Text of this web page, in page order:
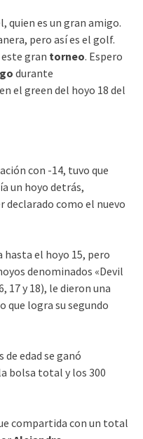
quien es un gran amigo.
pero así es el golf.
gran torneo. Espero
durante
el green del hoyo 18 del
con -14, tuvo que
un hoyo detrás,
declarado como el nuevo
el hoyo 15, pero
denominados «Devil
17 y 18), le dieron una
que logra su segundo
de edad se ganó
la bolsa total y los 300
compartida con un total